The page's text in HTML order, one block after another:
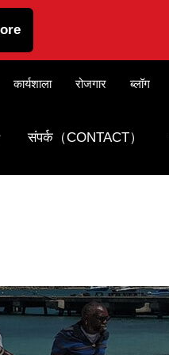
कार्यशाला रोजगार ब्लॉग
संपर्क（CONTACT）